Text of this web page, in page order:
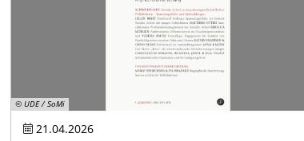
© UDE / SoMi
21.04.2026